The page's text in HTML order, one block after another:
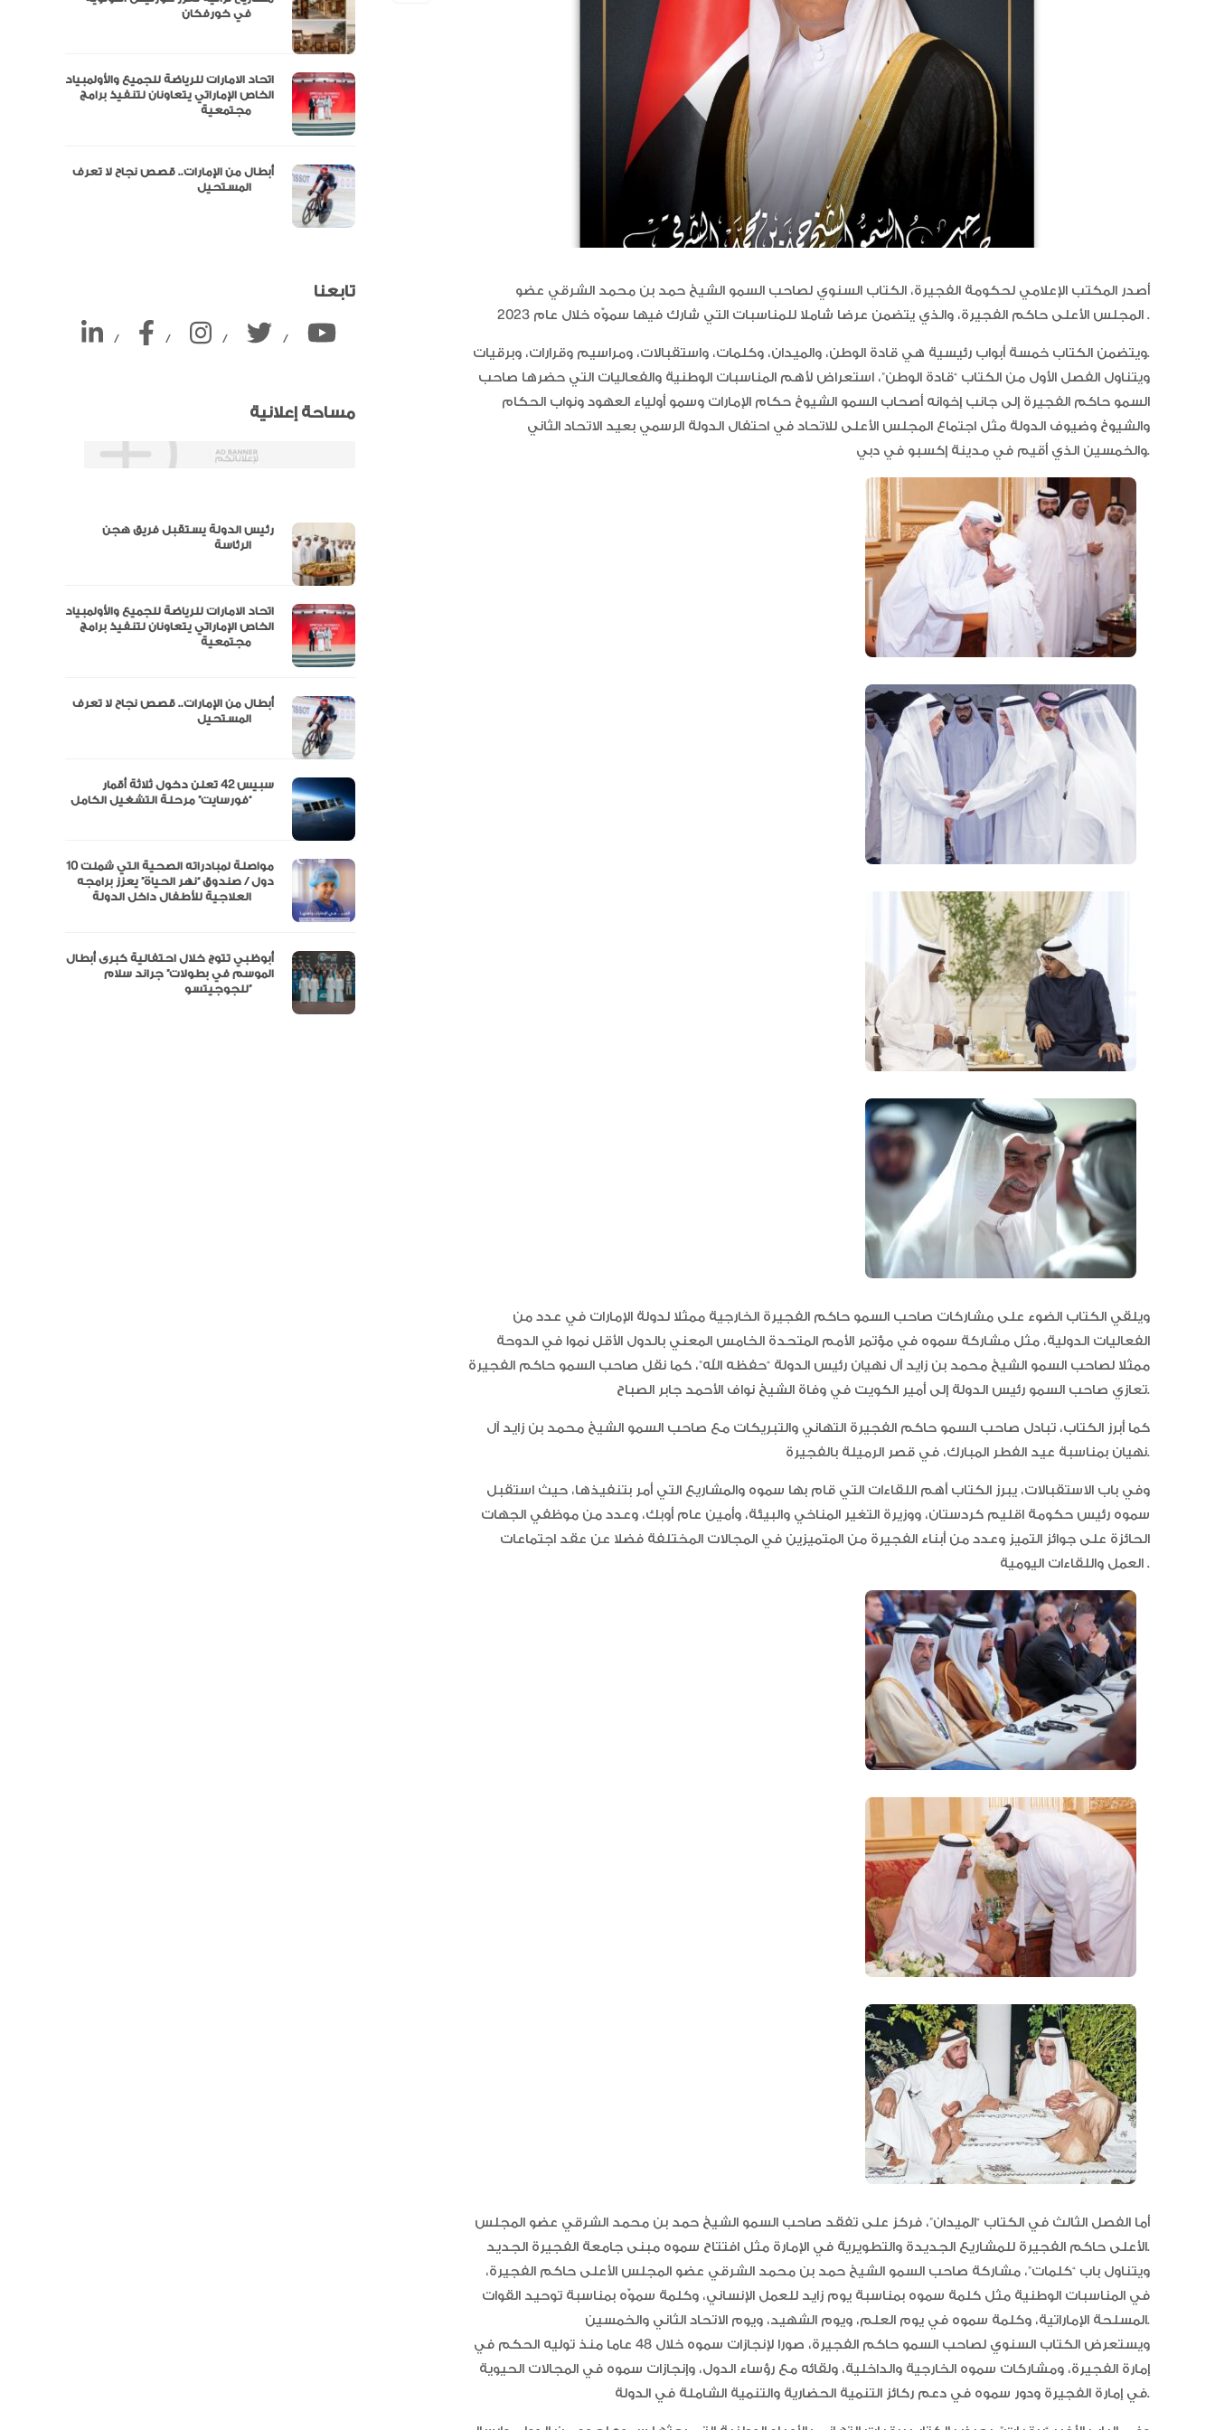
أصدر المكتب الإعلامي لحكومة الفجيرة، الكتاب السنوي لصاحب السمو الشيخ حمد بن محمد الشرقي عضو
المجلس الأعلى حاكم الفجيرة، والذي يتضمن عرضا شاملا للمناسبات التي شارك فيها سموّه خلال عام 2023 .
ويتضمن الكتاب خمسة أبواب رئيسية هي قادة الوطن، والميدان، وكلمات، واستقبالات، ومراسيم وقرارات، وبرقيات.
ويتناول الفصل الأول من الكتاب “قادة الوطن”، استعراض لأهم المناسبات الوطنية والفعاليات التي حضرها صاحب
السمو حاكم الفجيرة إلى جانب إخوانه أصحاب السمو الشيوخ حكام الإمارات وسمو أولياء العهود ونواب الحكام
والشيوخ وضيوف الدولة مثل اجتماع المجلس الأعلى للاتحاد في احتفال الدولة الرسمي بعيد الاتحاد الثاني
والخمسين الذي أقيم في مدينة إكسبو في دبي.
ويلقي الكتاب الضوء على مشاركات صاحب السمو حاكم الفجيرة الخارجية ممثلا لدولة الإمارات في عدد من
الفعاليات الدولية، مثل مشاركة سموه في مؤتمر الأمم المتحدة الخامس المعني بالدول الأقل نموا في الدوحة
ممثلا لصاحب السمو الشيخ محمد بن زايد آل نهيان رئيس الدولة “حفظه الله”، كما نقل صاحب السمو حاكم الفجيرة
تعازي صاحب السمو رئيس الدولة إلى أمير الكويت في وفاة الشيخ نواف الأحمد جابر الصباح.
كما أبرز الكتاب، تبادل صاحب السمو حاكم الفجيرة التهاني والتبريكات مع صاحب السمو الشيخ محمد بن زايد آل
نهيان بمناسبة عيد الفطر المبارك، في قصر الرميلة بالفجيرة.
وفي باب الاستقبالات، يبرز الكتاب أهم اللقاءات التي قام بها سموه والمشاريع التي أمر بتنفيذها، حيث استقبل
سموه رئيس حكومة اقليم كردستان، ووزيرة التغير المناخي والبيئة، وأمين عام أوبك، وعدد من موظفي الجهات
الحائزة على جوائز التميز وعدد من أبناء الفجيرة من المتميزين في المجالات المختلفة فضلا عن عقد اجتماعات
العمل واللقاءات اليومية .
أما الفصل الثالث في الكتاب “الميدان”، فركز على تفقد صاحب السمو الشيخ حمد بن محمد الشرقي عضو المجلس
الأعلى حاكم الفجيرة للمشاريع الجديدة والتطويرية في الإمارة مثل افتتاح سموه مبنى جامعة الفجيرة الجديد.
ويتناول باب “كلمات”، مشاركة صاحب السمو الشيخ حمد بن محمد الشرقي عضو المجلس الأعلى حاكم الفجيرة،
في المناسبات الوطنية مثل كلمة سموه بمناسبة يوم زايد للعمل الإنساني، وكلمة سموّه بمناسبة توحيد القوات
المسلحة الإماراتية، وكلمة سموه في يوم العلم، ويوم الشهيد، ويوم الاتحاد الثاني والخمسين.
ويستعرض الكتاب السنوي لصاحب السمو حاكم الفجيرة، صورا لإنجازات سموه خلال 48 عاما منذ توليه الحكم في
إمارة الفجيرة، ومشاركات سموه الخارجية والداخلية، ولقائه مع رؤساء الدول، وإنجازات سموه في المجالات الحيوية
في إمارة الفجيرة ودور سموه في دعم ركائز التنمية الحضارية والتنمية الشاملة في الدولة.
اتحاد الامارات للرياضة للجميع والأولمبياد
الخاص الإماراتي يتعاونان لتنفيذ برامج
أبطال من الإمارات.. قصص نجاح لا تعرف
تابعنا
/ / / /
مساحة إعلانية
رئيس الدولة يستقبل فريق هجن
اتحاد الامارات للرياضة للجميع والأولمبياد
الخاص الإماراتي يتعاونان لتنفيذ برامج
أبطال من الإمارات.. قصص نجاح لا تعرف
سبيس 42 تعلن دخول ثلاثة أقمار
“فورسايت” مرحلة التشغيل الكامل
مواصلة لمبادراته الصحية التي شملت 10
دول / صندوق “نهر الحياة” يعزز برامجه
أبوظبي تتوج خلال احتفالية كبرى أبطال
الموسم في بطولات” جراند سلام
للجوجيتسو”